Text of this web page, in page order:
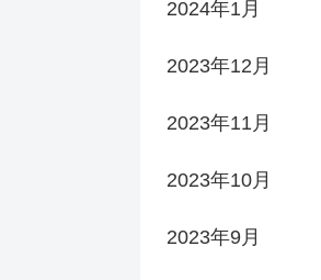
2024年1月
2023年12月
2023年11月
2023年10月
2023年9月